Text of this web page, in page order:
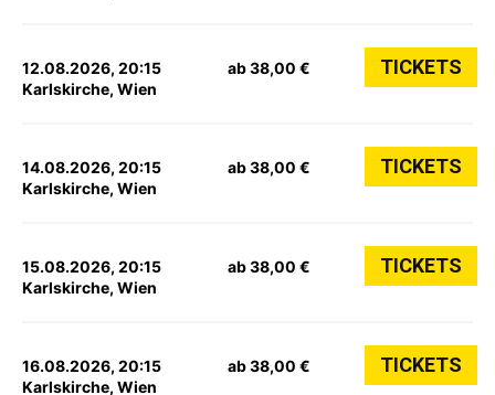
12.08.2026, 20:15
Karlskirche, Wien
ab 38,00 € TICKETS
14.08.2026, 20:15
Karlskirche, Wien
ab 38,00 € TICKETS
15.08.2026, 20:15
Karlskirche, Wien
ab 38,00 € TICKETS
16.08.2026, 20:15
Karlskirche, Wien
ab 38,00 € TICKETS